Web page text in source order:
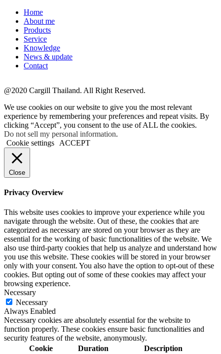
Home
About me
Products
Service
Knowledge
News & update
Contact
@2020 Cargill Thailand. All Right Reserved.
We use cookies on our website to give you the most relevant
experience by remembering your preferences and repeat visits. By
clicking “Accept”, you consent to the use of ALL the cookies.
Do not sell my personal information.
Cookie settings
ACCEPT
Close
Privacy Overview
This website uses cookies to improve your experience while you
navigate through the website. Out of these, the cookies that are
categorized as necessary are stored on your browser as they are
essential for the working of basic functionalities of the website. We
also use third-party cookies that help us analyze and understand how
you use this website. These cookies will be stored in your browser
only with your consent. You also have the option to opt-out of these
cookies. But opting out of some of these cookies may affect your
browsing experience.
Necessary
Necessary
Always Enabled
Necessary cookies are absolutely essential for the website to
function properly. These cookies ensure basic functionalities and
security features of the website, anonymously.
Cookie
Duration Description